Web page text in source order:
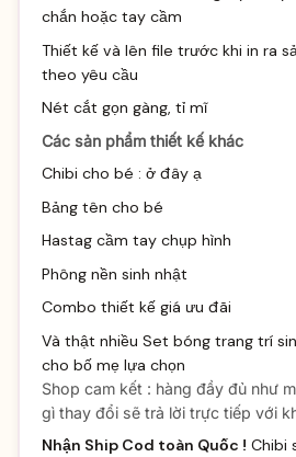
chắn hoặc tay cầm
Thiết kế và lên file trước khi in ra
theo yêu cầu
Nét cắt gọn gàng, tỉ mĩ
Các sản phẩm thiết kế khác
Chibi cho bé : ở đây ạ
Bảng tên cho bé
Hastag cầm tay chụp hình
Phông nền sinh nhật
Combo thiết kế giá ưu đãi
Và thật nhiều Set bóng trang trí
cho bố mẹ lựa chọn
Shop cam kết : hàng đầy đủ như
gì thay đổi sẽ trả lời trực tiếp với
Nhận Ship Cod toàn Quốc ! Chibi